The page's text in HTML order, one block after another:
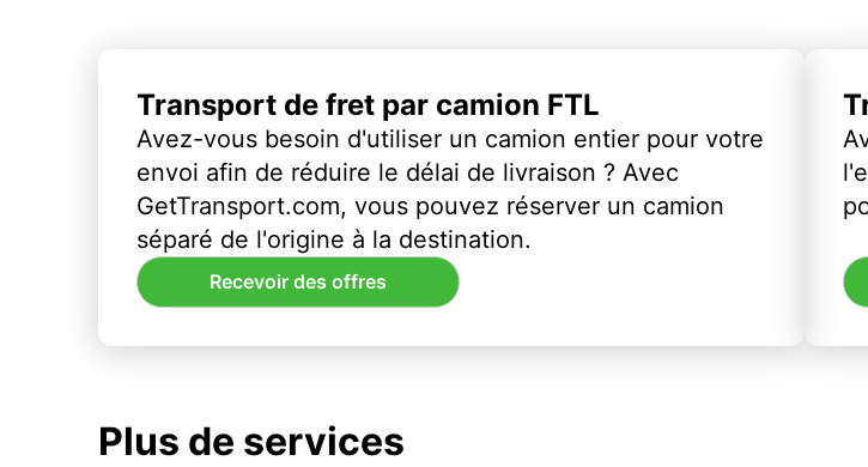
Transport de fret par camion FTL
Avez-vous besoin d'utiliser un camion entier pour votre
envoi afin de réduire le délai de livraison ? Avec
GetTransport.com, vous pouvez réserver un camion
séparé de l'origine à la destination.
Recevoir des offres
Plus de services